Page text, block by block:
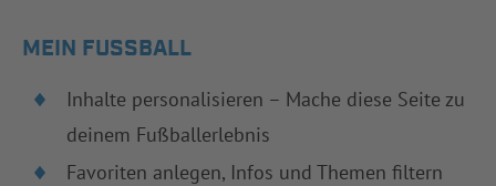
MEIN FUSSBALL
Inhalte personalisieren – Mache diese Seite zu
deinem Fußballerlebnis
Favoriten anlegen, Infos und Themen filtern